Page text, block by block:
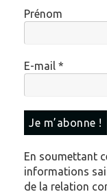
Prénom
E-mail *
En soumettant
informations
de la relation